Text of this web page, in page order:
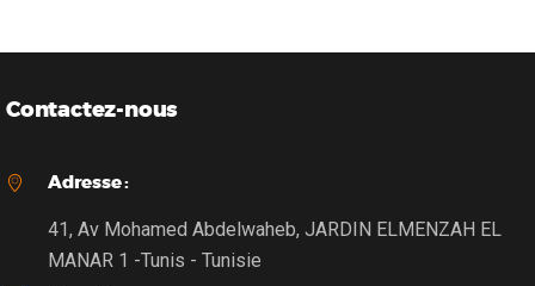
Contactez-nous
Adresse :
41, Av Mohamed Abdelwaheb, JARDIN ELMENZAH EL
MANAR 1 -Tunis - Tunisie